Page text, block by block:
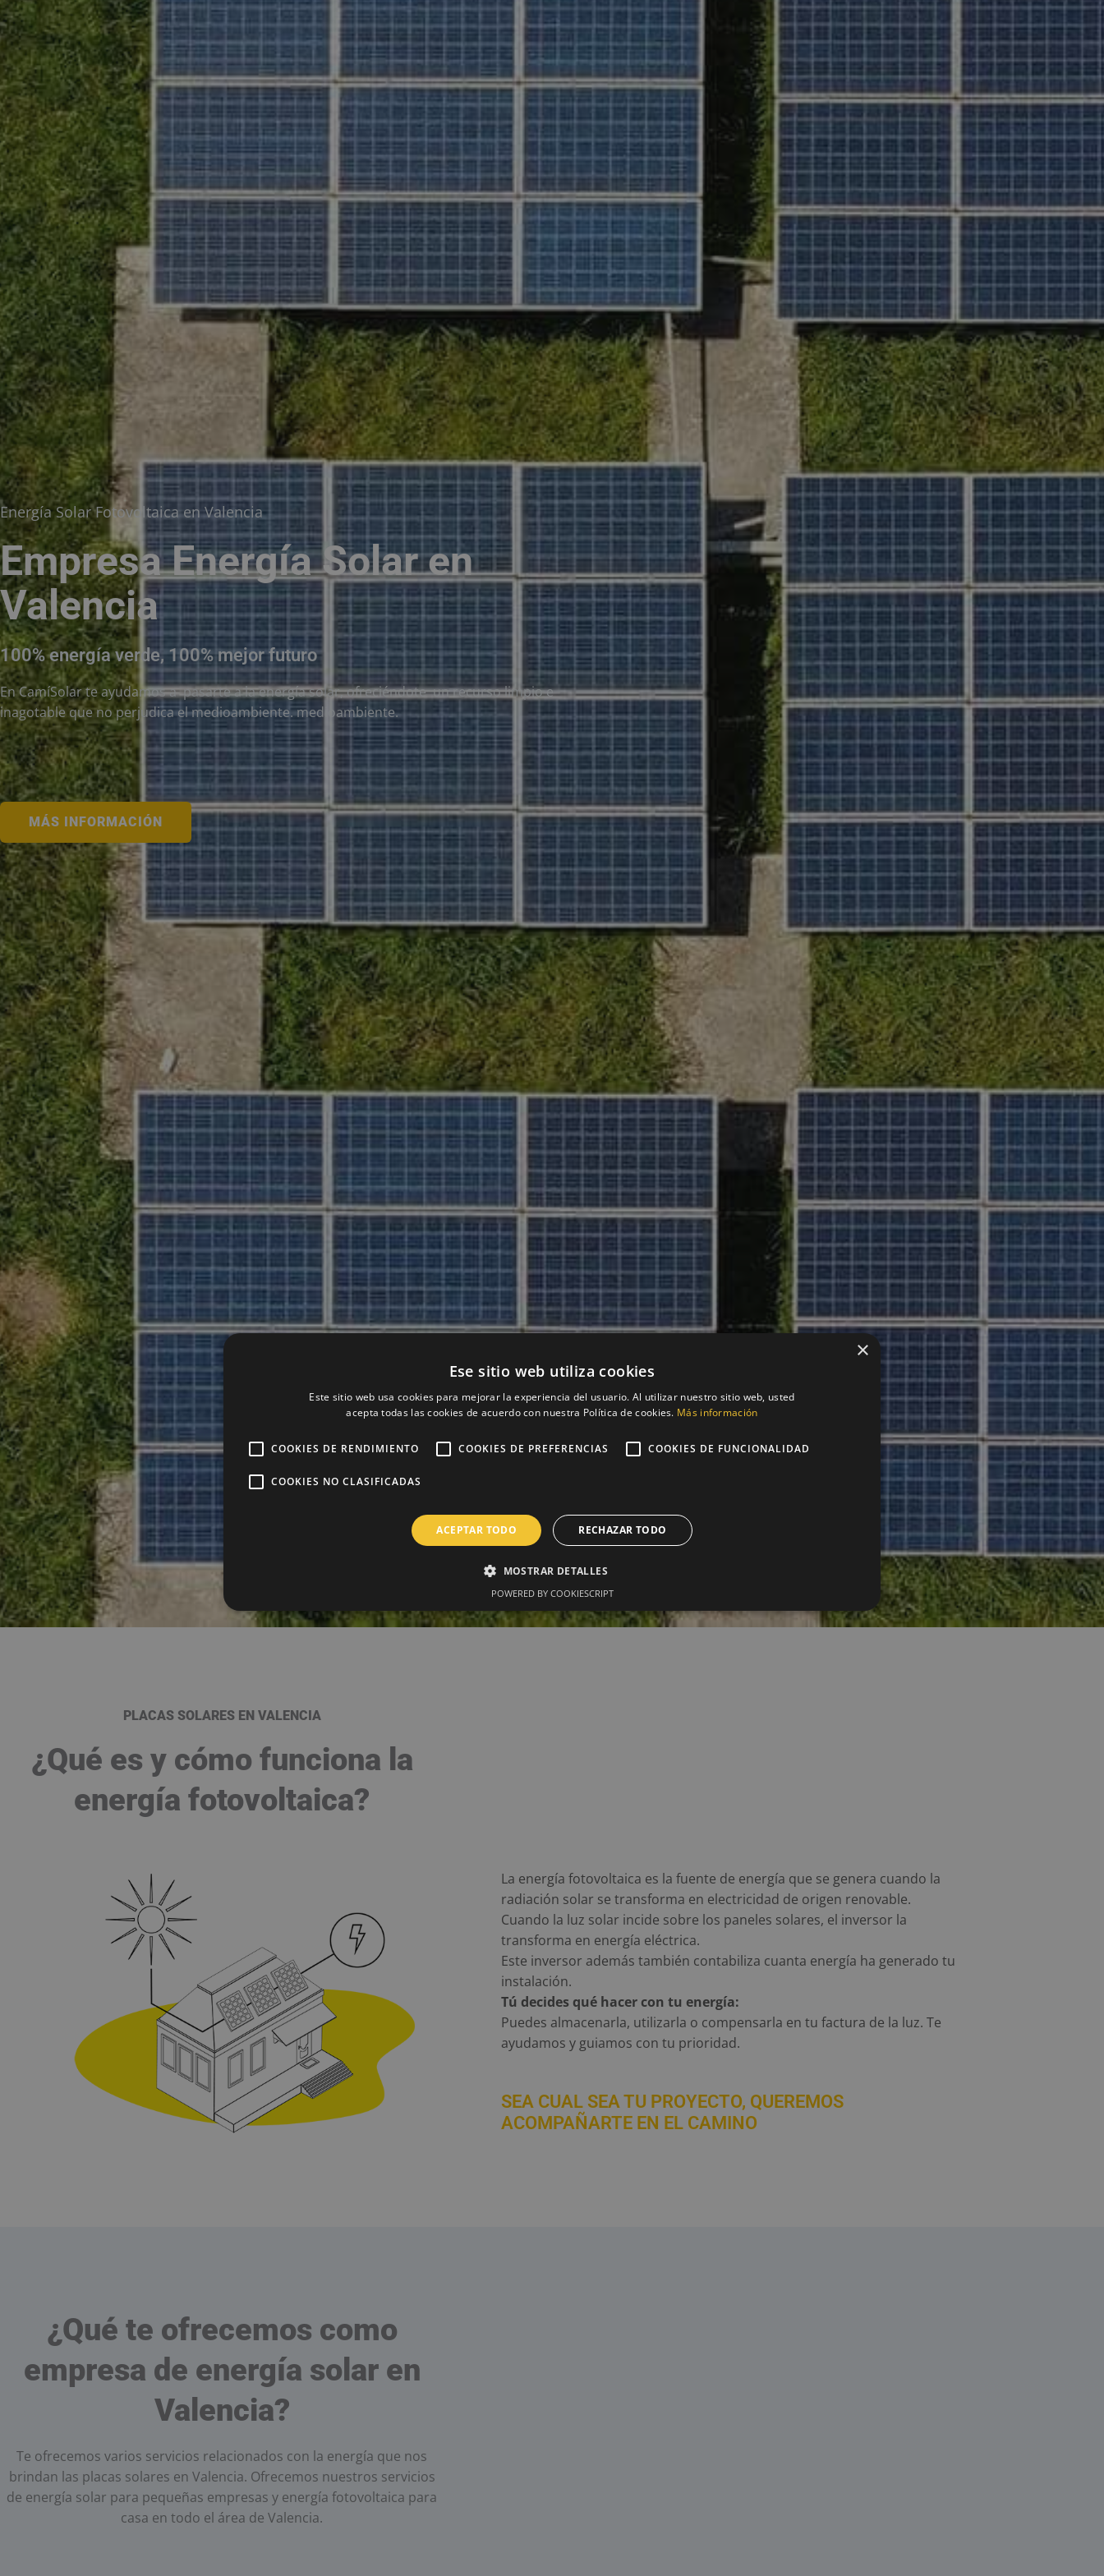
Energía Solar Fotovoltaica en Valencia
Empresa Energía Solar en
Valencia
100% energía verde, 100% mejor futuro
En CamíSolar te ayudamos a pasarte a la energía solar, ofreciéndote un recurso limpio e
inagotable que no perjudica el medioambiente. medioambiente.
MÁS INFORMACIÓN
PLACAS SOLARES EN VALENCIA
¿Qué es y cómo funciona la
energía fotovoltaica?
La energía fotovoltaica es la fuente de energía que se genera cuando la
radiación solar se transforma en electricidad de origen renovable.
Cuando la luz solar incide sobre los paneles solares, el inversor la
transforma en energía eléctrica.
Este inversor además también contabiliza cuanta energía ha generado tu
instalación.
Tú decides qué hacer con tu energía:
Puedes almacenarla, utilizarla o compensarla en tu factura de la luz. Te
ayudamos y guiamos con tu prioridad.
SEA CUAL SEA TU PROYECTO, QUEREMOS
ACOMPAÑARTE EN EL CAMINO
¿Qué te ofrecemos como
empresa de energía solar en
Valencia?
Te ofrecemos varios servicios relacionados con la energía que nos
brindan las placas solares en Valencia. Ofrecemos nuestros servicios
de energía solar para pequeñas empresas y energía fotovoltaica para
casa en todo el área de Valencia.
×
Ese sitio web utiliza cookies
Este sitio web usa cookies para mejorar la experiencia del usuario. Al utilizar nuestro sitio web, usted
acepta todas las cookies de acuerdo con nuestra Política de cookies. Más información
COOKIES DE RENDIMIENTO COOKIES DE PREFERENCIAS COOKIES DE FUNCIONALIDAD
COOKIES NO CLASIFICADAS
ACEPTAR TODO RECHAZAR TODO
MOSTRAR DETALLES
POWERED BY COOKIESCRIPT